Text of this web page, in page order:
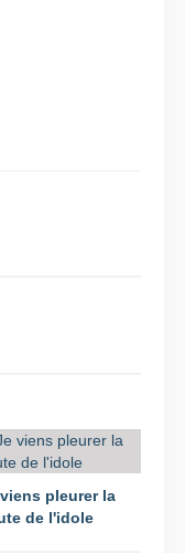
pleurer la
de l'idole